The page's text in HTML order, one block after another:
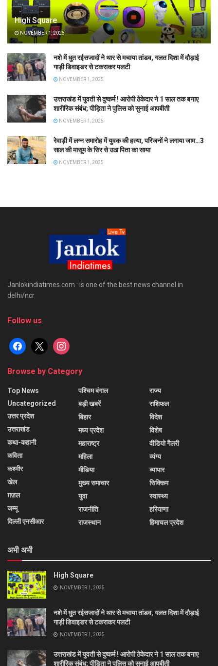
High Square
NOVEMBER 1, 2025
नशे में धुत रईसजादों ने थार से मचाया तांडव, गलत दिशा में दौड़ाई
गाड़ी डिवाइडर से टकराकर पलटी
NOVEMBER 1, 2025
उत्तराखंड में युवती से दुष्कर्म ! आरोपी ठेकेदार ने 1 साल तक बनाए
शारीरिक संबंध; पीड़िता ने पुलिस को सुनाई आपबीती
NOVEMBER 1, 2025
रेवाड़ी में लग्न समारोह में युवक की हत्या, परिजनों ने लगाया जाम…3
साल की मासूम के सिर से उठा पिता का साया
NOVEMBER 1, 2025
Janlokindiatimes.com : is one of the best news channel in
delhi/ncr
Follow us
facebook
x instagram
Browse by Category
Top News
Uncategorized
उत्तर प्रदेश
उत्तराखंड
कथा-कहानी
कविता
कश्मीर
खेल
ग़ज़ल
जम्मू
दिल्ली एनसीआर
पश्चिम बंगाल
बड़ी खबरें
बिहार
मध्य प्रदेश
महाराष्ट्र
महिला
मीडिया
मुख्य समाचार
युवा
राजनीति
राजस्थान
राज्य
राशिफल
विदेश
विशेष
वीडियो गैलरी
व्यंग्य
व्यापार
सिक्किम
स्वास्थ्य
हरियाणा
हिमाचल प्रदेश
अभी अभी
High Square
NOVEMBER 1, 2025
नशे में धुत रईसजादों ने थार से मचाया तांडव, गलत दिशा में दौड़ाई
गाड़ी डिवाइडर से टकराकर पलटी
NOVEMBER 1, 2025
उत्तराखंड में युवती से दुष्कर्म ! आरोपी ठेकेदार ने 1 साल तक बनाए
शारीरिक संबंध; पीड़िता ने पुलिस को सुनाई आपबीती